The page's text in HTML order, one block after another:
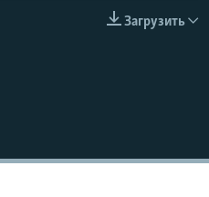
Загрузить